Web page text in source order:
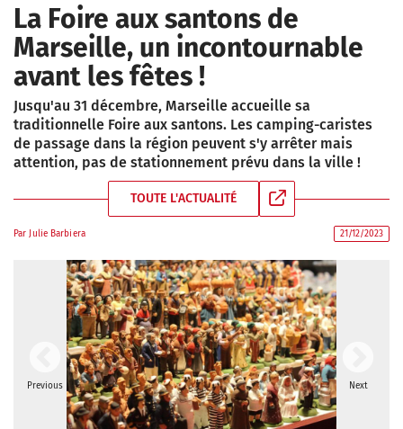
La Foire aux santons de
Marseille, un incontournable
avant les fêtes !
Jusqu'au 31 décembre, Marseille accueille sa
traditionnelle Foire aux santons. Les camping-caristes
de passage dans la région peuvent s'y arrêter mais
attention, pas de stationnement prévu dans la ville !
TOUTE L'ACTUALITÉ
Par Julie Barbiera 21/12/2023
Previous Next